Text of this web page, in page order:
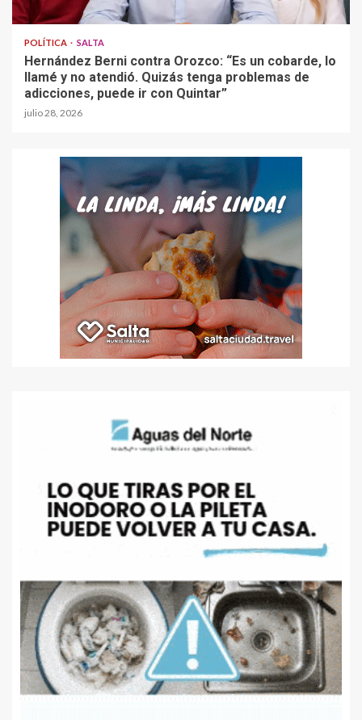
POLÍTICA SALTA
Hernández Berni contra Orozco: “Es un cobarde, lo
llamé y no atendió. Quizás tenga problemas de
adicciones, puede ir con Quintar”
julio 28, 2026